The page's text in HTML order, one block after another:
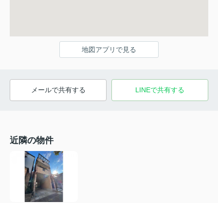
地図アプリで見る
メールで共有する LINEで共有する
近隣の物件